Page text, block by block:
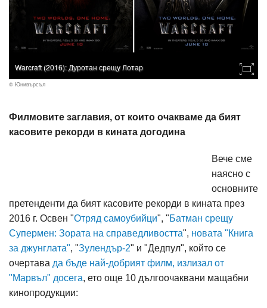
Warcraft (2016): Дуротан срещу Лотар
© Юнивърсъл
Филмовите заглавия, от които очакваме да бият
касовите рекорди в кината догодина
Вече сме
наясно с
основните
претенденти да бият касовите рекорди в кината през
2016 г. Освен "Отряд самоубийци", "Батман срещу
Супермен: Зората на справедливостта", новата "Книга
за джунглата", "Зулендър-2" и "Дедпул", който се
очертава да бъде най-добрият филм, излизал от
"Марвъл" досега, ето още 10 дългоочаквани мащабни
кинопродукции: